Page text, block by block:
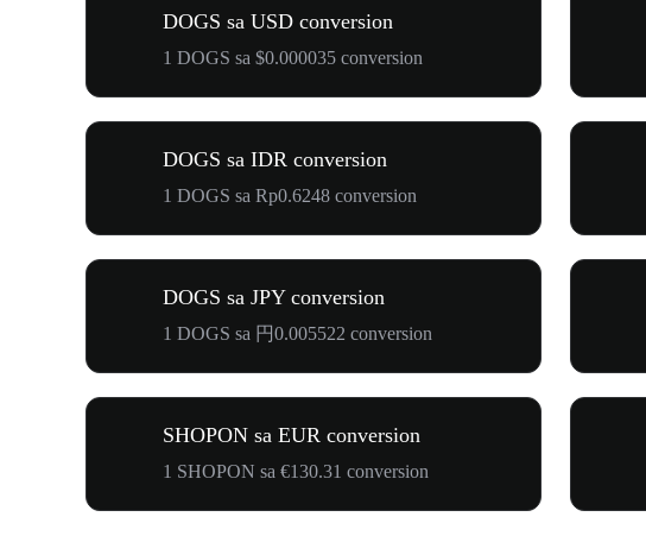
DOGS sa USD conversion
1 DOGS sa $0.000035 conversion
DOGS sa IDR conversion
1 DOGS sa Rp0.6248 conversion
DOGS sa JPY conversion
1 DOGS sa 円0.005522 conversion
SHOPON sa EUR conversion
1 SHOPON sa €130.31 conversion